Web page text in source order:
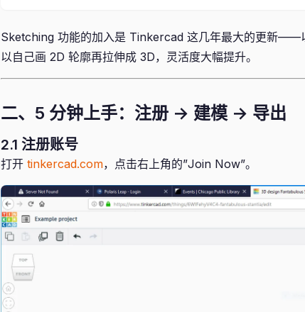
Sketching 功能的加入是 Tinkercad 这几年最大的更新——
以自己画 2D 轮廓再拉伸成 3D，灵活度大幅提升。
二、5 分钟上手：注册 → 建模 → 导出
2.1 注册账号
打开 tinkercad.com，点击右上角的”Join Now”。